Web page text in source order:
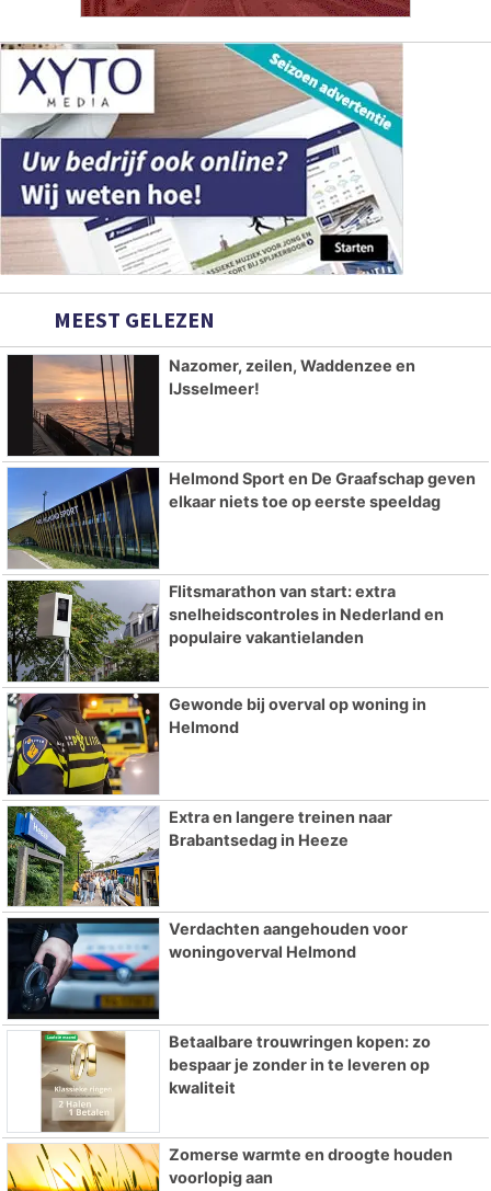
MEEST GELEZEN
Nazomer, zeilen, Waddenzee en
IJsselmeer!
Helmond Sport en De Graafschap geven
elkaar niets toe op eerste speeldag
Flitsmarathon van start: extra
snelheidscontroles in Nederland en
populaire vakantielanden
Gewonde bij overval op woning in
Helmond
Extra en langere treinen naar
Brabantsedag in Heeze
Verdachten aangehouden voor
woningoverval Helmond
Betaalbare trouwringen kopen: zo
bespaar je zonder in te leveren op
kwaliteit
Zomerse warmte en droogte houden
voorlopig aan